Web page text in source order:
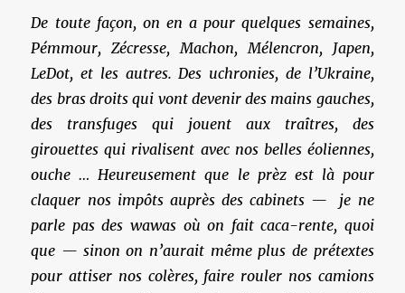
De toute façon, on en a pour quelques semaines,
Pémmour, Zécresse, Machon, Mélencron, Japen,
LeDot, et les autres. Des uchronies, de l’Ukraine,
des bras droits qui vont devenir des mains gauches,
des transfuges qui jouent aux traîtres, des
girouettes qui rivalisent avec nos belles éoliennes,
ouche … Heureusement que le prèz est là pour
claquer nos impôts auprès des cabinets — je ne
parle pas des wawas où on fait caca-rente, quoi
que — sinon on n’aurait même plus de prétextes
pour attiser nos colères, faire rouler nos camions